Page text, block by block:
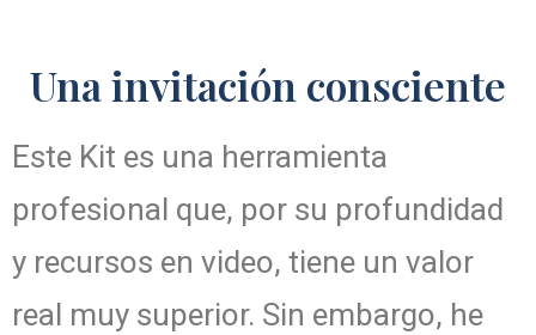
Una invitación consciente
Este Kit es una herramienta
profesional que, por su profundidad
y recursos en video, tiene un valor
real muy superior. Sin embargo, he